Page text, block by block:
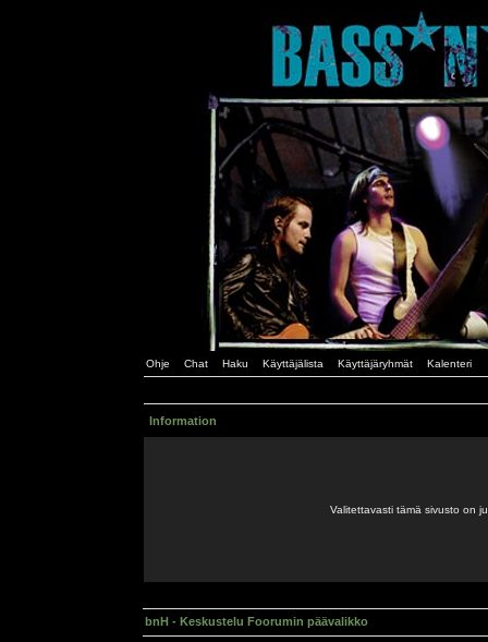
Ohje Chat Haku Käyttäjälista Käyttäjäryhmät Kalenteri
Information
Valitettavasti tämä sivusto on
bnH - Keskustelu Foorumin päävalikko